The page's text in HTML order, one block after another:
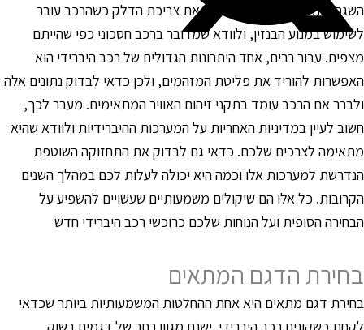
שלכם. יש גם לבדוק את צריכת הדלק כשהרכב עובר
במנוע הבנזין, ולוודא שמדובר ברכב חסכוני כפי שהייתם
עבור רבים, אחד היתרונות הגדולים של רכב היברידי הוא
להוריד את פליטת המזהמים, ולכן כדאי לבדוק נתונים אלה
אם הרכב עומד בתקני זיהום האוויר המתאימים. מעבר לכך,
לעיין במדיניות האחריות על המערכות ההיברידיות ולוודא שהיא
לצרכים שלכם. כדאי גם לבדוק את התחזוקה השוטפת
למערכות אלו וכמה היא יכולה לעלות לכם במהלך השנים
כל אלו הם שיקולים משמעותיים שעשויים להשפיע על
הסופית ועל הנוחות שלכם כרוכשי רכב היברידי חדש
הדגם המתאים
דגם מתאים היא אחת ההחלטות המשמעותיות ביותר שכדאי
כשקונים רכב היברידי. ישנם מגוון רחב של דגמים בשוק